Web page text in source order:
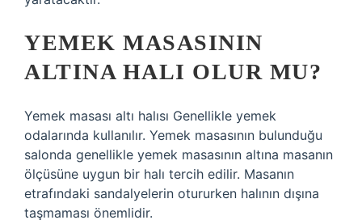
YEMEK MASASININ
ALTINA HALI OLUR MU?
Yemek masası altı halısı Genellikle yemek
odalarında kullanılır. Yemek masasının bulunduğu
salonda genellikle yemek masasının altına masanın
ölçüsüne uygun bir halı tercih edilir. Masanın
etrafındaki sandalyelerin otururken halının dışına
taşmaması önemlidir.